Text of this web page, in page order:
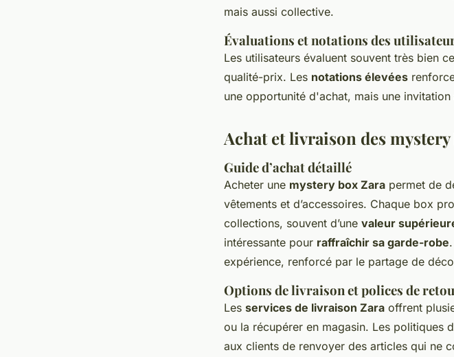
mais aussi collective.
Évaluations et notations des
Les utilisateurs évaluent souvent très bien
qualité-prix. Les notations élevées
une opportunité d'achat, mais une
Achat et livraison des mystery
Guide d’achat détaillé
Acheter une mystery box Zara permet de
vêtements et d’accessoires. Chaque box
collections, souvent d’une valeur
intéressante pour raffraîchir sa garde-robe
expérience, renforcé par le partage de
Options de livraison et polices de
Les services de livraison Zara offrent
ou la récupérer en magasin. Les politiques
aux clients de renvoyer des articles qui ne